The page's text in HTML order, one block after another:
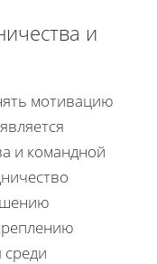
и
мотивацию
и командной